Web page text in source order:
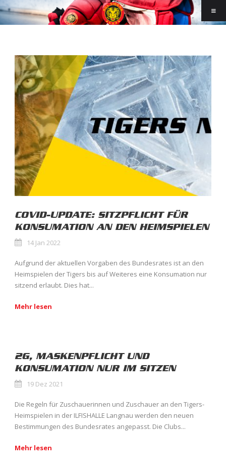
COVID-UPDATE: SITZPFLICHT FÜR
KONSUMATION AN DEN HEIMSPIELEN
14 Jan 2022
Aufgrund der aktuellen Vorgaben des Bundesrates ist an den
Heimspielen der Tigers bis auf Weiteres eine Konsumation nur
sitzend erlaubt. Dies hat...
Mehr lesen
2G, MASKENPFLICHT UND
KONSUMATION NUR IM SITZEN
19 Dez 2021
Die Regeln für Zuschauerinnen und Zuschauer an den Tigers-
Heimspielen in der ILFISHALLE Langnau werden den neuen
Bestimmungen des Bundesrates angepasst. Die Clubs...
Mehr lesen